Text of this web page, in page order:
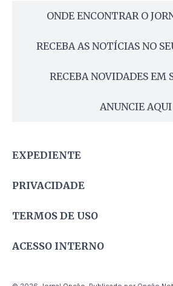
ONDE ENCONTRAR O
RECEBA AS NOTÍCIAS NO
RECEBA NOVIDADES EM
ANUNCIE AQUI
EXPEDIENTE
PRIVACIDADE
TERMOS DE USO
ACESSO INTERNO